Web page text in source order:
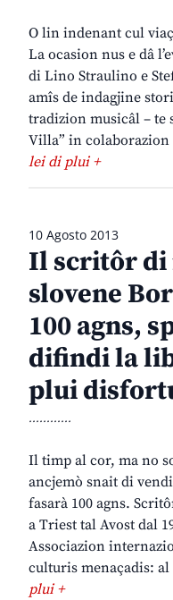
O lin indenant cul
La ocasion nus e dâ
di Lino Straulino e
amîs de indagjine
tradizion musicâl – te
Villa” in
lei di plui +
10 Agosto 2013
Il scritôr di
slovene
100 agns,
difindi la
plui
............
Il timp al cor, ma no
ancjemò snait di
fasarà 100 agns.
a Triest tal Avost dal
Associazion
culturis menaçadis:
plui +